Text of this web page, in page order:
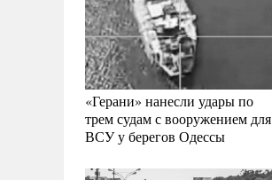
«Герани» нанесли удары по
трем судам с вооружением для
ВСУ у берегов Одессы